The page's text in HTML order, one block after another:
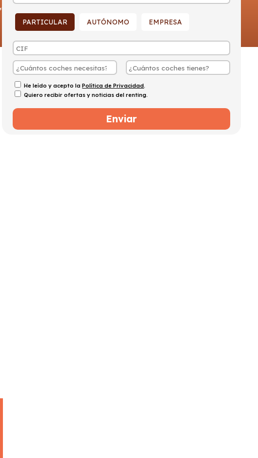
100km
PARTICULAR AUTÓNOMO EMPRESA
He leído y acepto laPolítica de Privacidad.
Quiero recibir ofertas y noticias del renting.